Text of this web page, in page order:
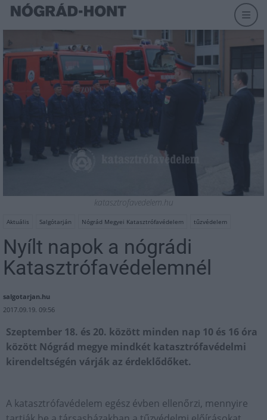
katasztrofavedelem.hu
Aktuális Salgótarján Nógrád Megyei Katasztrófavédelem tűzvédelem
Nyílt napok a nógrádi
Katasztrófavédelemnél
salgotarjan.hu
2017.09.19. 09:56
Szeptember 18. és 20. között minden nap 10 és 16 óra
között Nógrád megye mindkét katasztrófavédelmi
kirendeltségén várják az érdeklődőket.
A katasztrófavédelem egész évben ellenőrzi, mennyire